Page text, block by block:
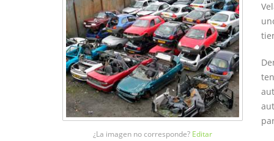
¿La imagen no corresponde? Editar